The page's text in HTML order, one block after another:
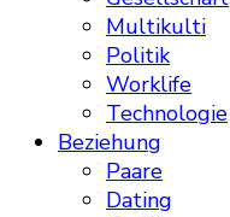
Multikulti
Politik
Worklife
Technologie
Beziehung
Paare
Dating